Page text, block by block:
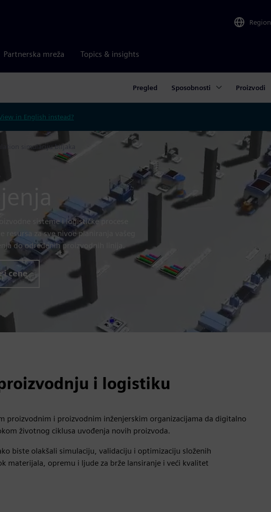
Region
Partnerska mreža Topics & insights
Pregled Sposobnosti Proizvodi
in English instead?
simulaciju biljaka
sisteme i logističke procese
za sve nivoe planiranja vašeg
do određenih proizvodnih linija.
i cene
i logistiku
proizvodnim i proizvodnim inženjerskim organizacijama da digitalno
životnog ciklusa uvođenja novih proizvoda.
biste olakšali simulaciju, validaciju i optimizaciju složenih
materijala, opremu i ljude za brže lansiranje i veći kvalitet